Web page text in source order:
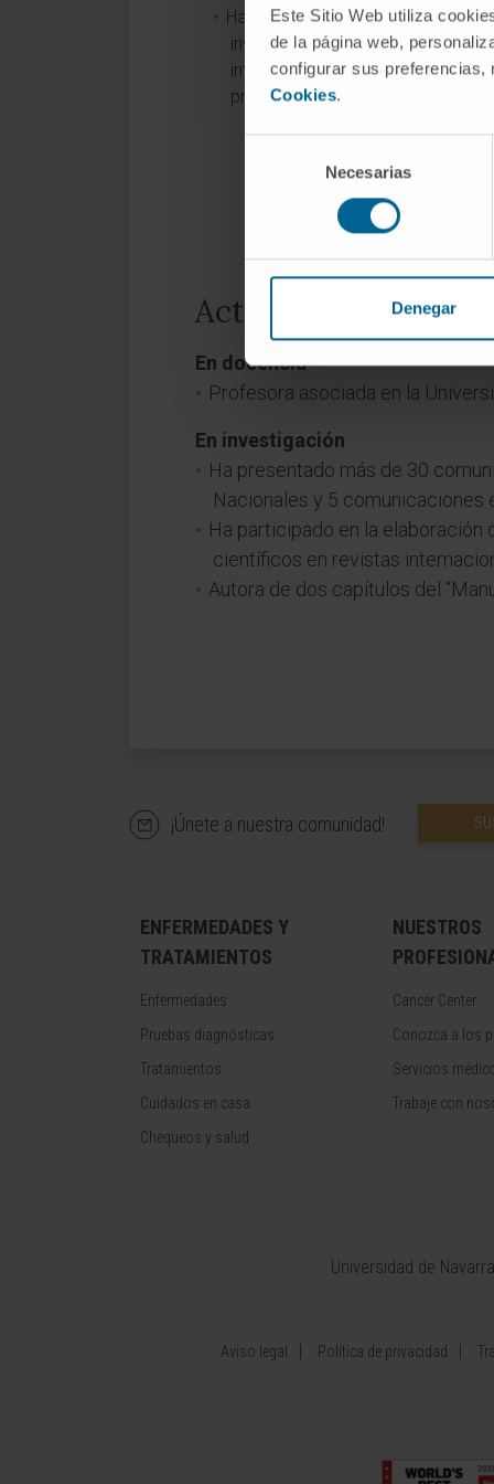
Este Sitio Web utiliza
de la página web,
configurar sus preferencias,
Cookies.
consentimiento
Necesarias
Denegar
Ha participado en varios
investigación de ámbito nacional
internacional, siendo
principal en 3 ensayos clínicos.
Actividad
En docencia
Profesora asociada en la
En investigación
Ha presentado más de 30
Nacionales y 5 comunicaciones
Ha participado en la
científicos en revistas
Autora de dos capítulos del
¡Únete a nuestra comunidad!
ENFERMEDADES Y
TRATAMIENTOS
Enfermedades
Pruebas diagnósticas
Tratamientos
Cuidados en casa
Chequeos y salud
NUESTROS
Cancer Center
Conozca a los
Servicios
Trabaje con
Universidad de Navarra
Aviso legal Política de privacidad